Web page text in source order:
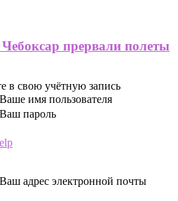
прервали полеты
в свою учётную запись
Ваше имя пользователя
Ваш пароль
Ваш адрес электронной почты